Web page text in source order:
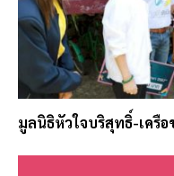
มูลนิธิหัวใจบริสุทธิ์-เครื